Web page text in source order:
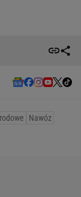
Nawóz